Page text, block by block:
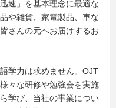
速」を基本理念に最適な
や雑貨、家電製品、車な
さんの元へお届けするお
学力は求めません。OJT
々な研修や勉強会を実施
学び、当社の事業につい